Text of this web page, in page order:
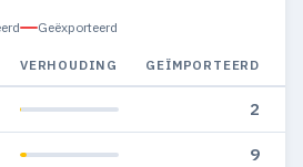
Geëxporteerd
VERHOUDING GEÏMPORTEERD
2
9